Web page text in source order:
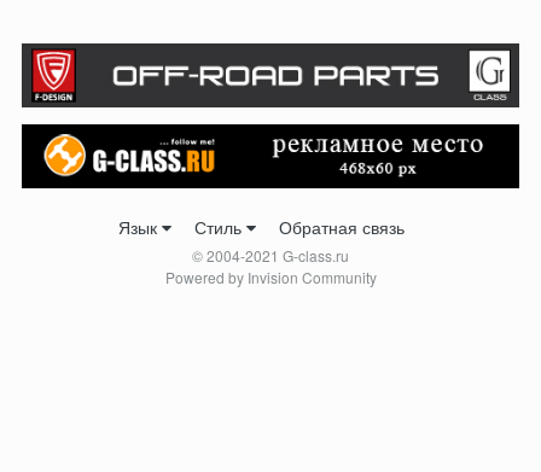
Язык Стиль Обратная связь
© 2004-2021 G-class.ru
Powered by Invision Community